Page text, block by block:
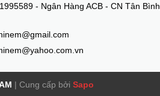
- Ngân Hàng ACB - CN Tân Bình,
| Cung cấp bởi Sapo